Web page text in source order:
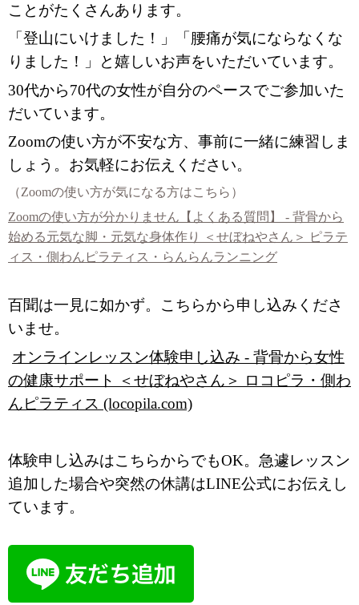
ことがたくさんあります。
「登山にいけました！」「腰痛が気にならなくな
りました！」と嬉しいお声をいただいています。
30代から70代の女性が自分のペースでご参加いた
だいています。
Zoomの使い方が不安な方、事前に一緒に練習しま
しょう。お気軽にお伝えください。
（Zoomの使い方が気になる方はこちら）
Zoomの使い方が分かりません【よくある質問】 - 背骨から
始める元気な脚・元気な身体作り ＜せぼねやさん＞ ピラテ
ィス・側わんピラティス・らんらんランニング
百聞は一見に如かず。こちらから申し込みくださ
いませ。
オンラインレッスン体験申し込み - 背骨から女性
の健康サポート ＜せぼねやさん＞ ロコピラ・側わ
んピラティス (locopila.com)
体験申し込みはこちらからでもOK。急遽レッスン
追加した場合や突然の休講はLINE公式にお伝えし
ています。